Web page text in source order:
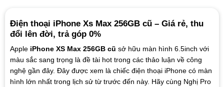
Điện thoại iPhone Xs Max 256GB cũ – Giá rẻ, thu
đổi lên đời, trả góp 0%
Apple iPhone XS Max 256GB cũ sở hữu màn hình 6.5inch với
màu sắc sang trọng là đề tài hot trong các thảo luận về công
nghệ gần đây. Đây được xem là chiếc điện thoại iPhone có màn
hình lớn nhất trong lịch sử từ trước đến này. Hãy cùng Nghị Pro